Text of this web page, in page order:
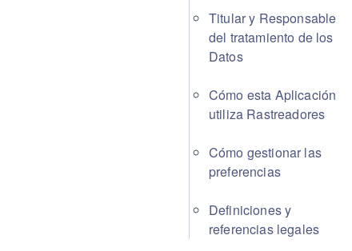
Titular y Responsable
del tratamiento de los
Datos
Cómo esta Aplicación
utiliza Rastreadores
Cómo gestionar las
preferencias
Definiciones y
referencias legales